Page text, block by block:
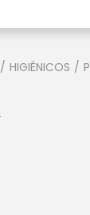
/ HIGIÉNICOS /